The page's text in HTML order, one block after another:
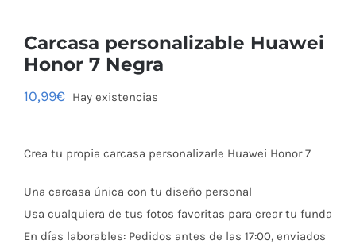
Carcasa personalizable Huawei
Honor 7 Negra
10,99€ Hay existencias
Crea tu propia carcasa personalizarle Huawei Honor 7
Una carcasa única con tu diseño personal
Usa cualquiera de tus fotos favoritas para crear tu funda
En días laborables: Pedidos antes de las 17:00, enviados